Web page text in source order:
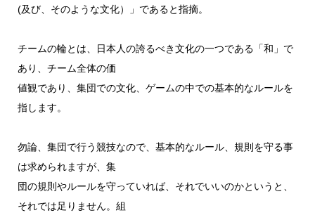
(及び、そのような文化）」であると指摘。
チームの輪とは、日本人の誇るべき文化の一つである「和」で
あり、チーム全体の価
値観であり、集団での文化、ゲームの中での基本的なルールを
指します。
勿論、集団で行う競技なので、基本的なルール、規則を守る事
は求められますが、集
団の規則やルールを守っていれば、それでいいのかというと、
それでは足りません。組